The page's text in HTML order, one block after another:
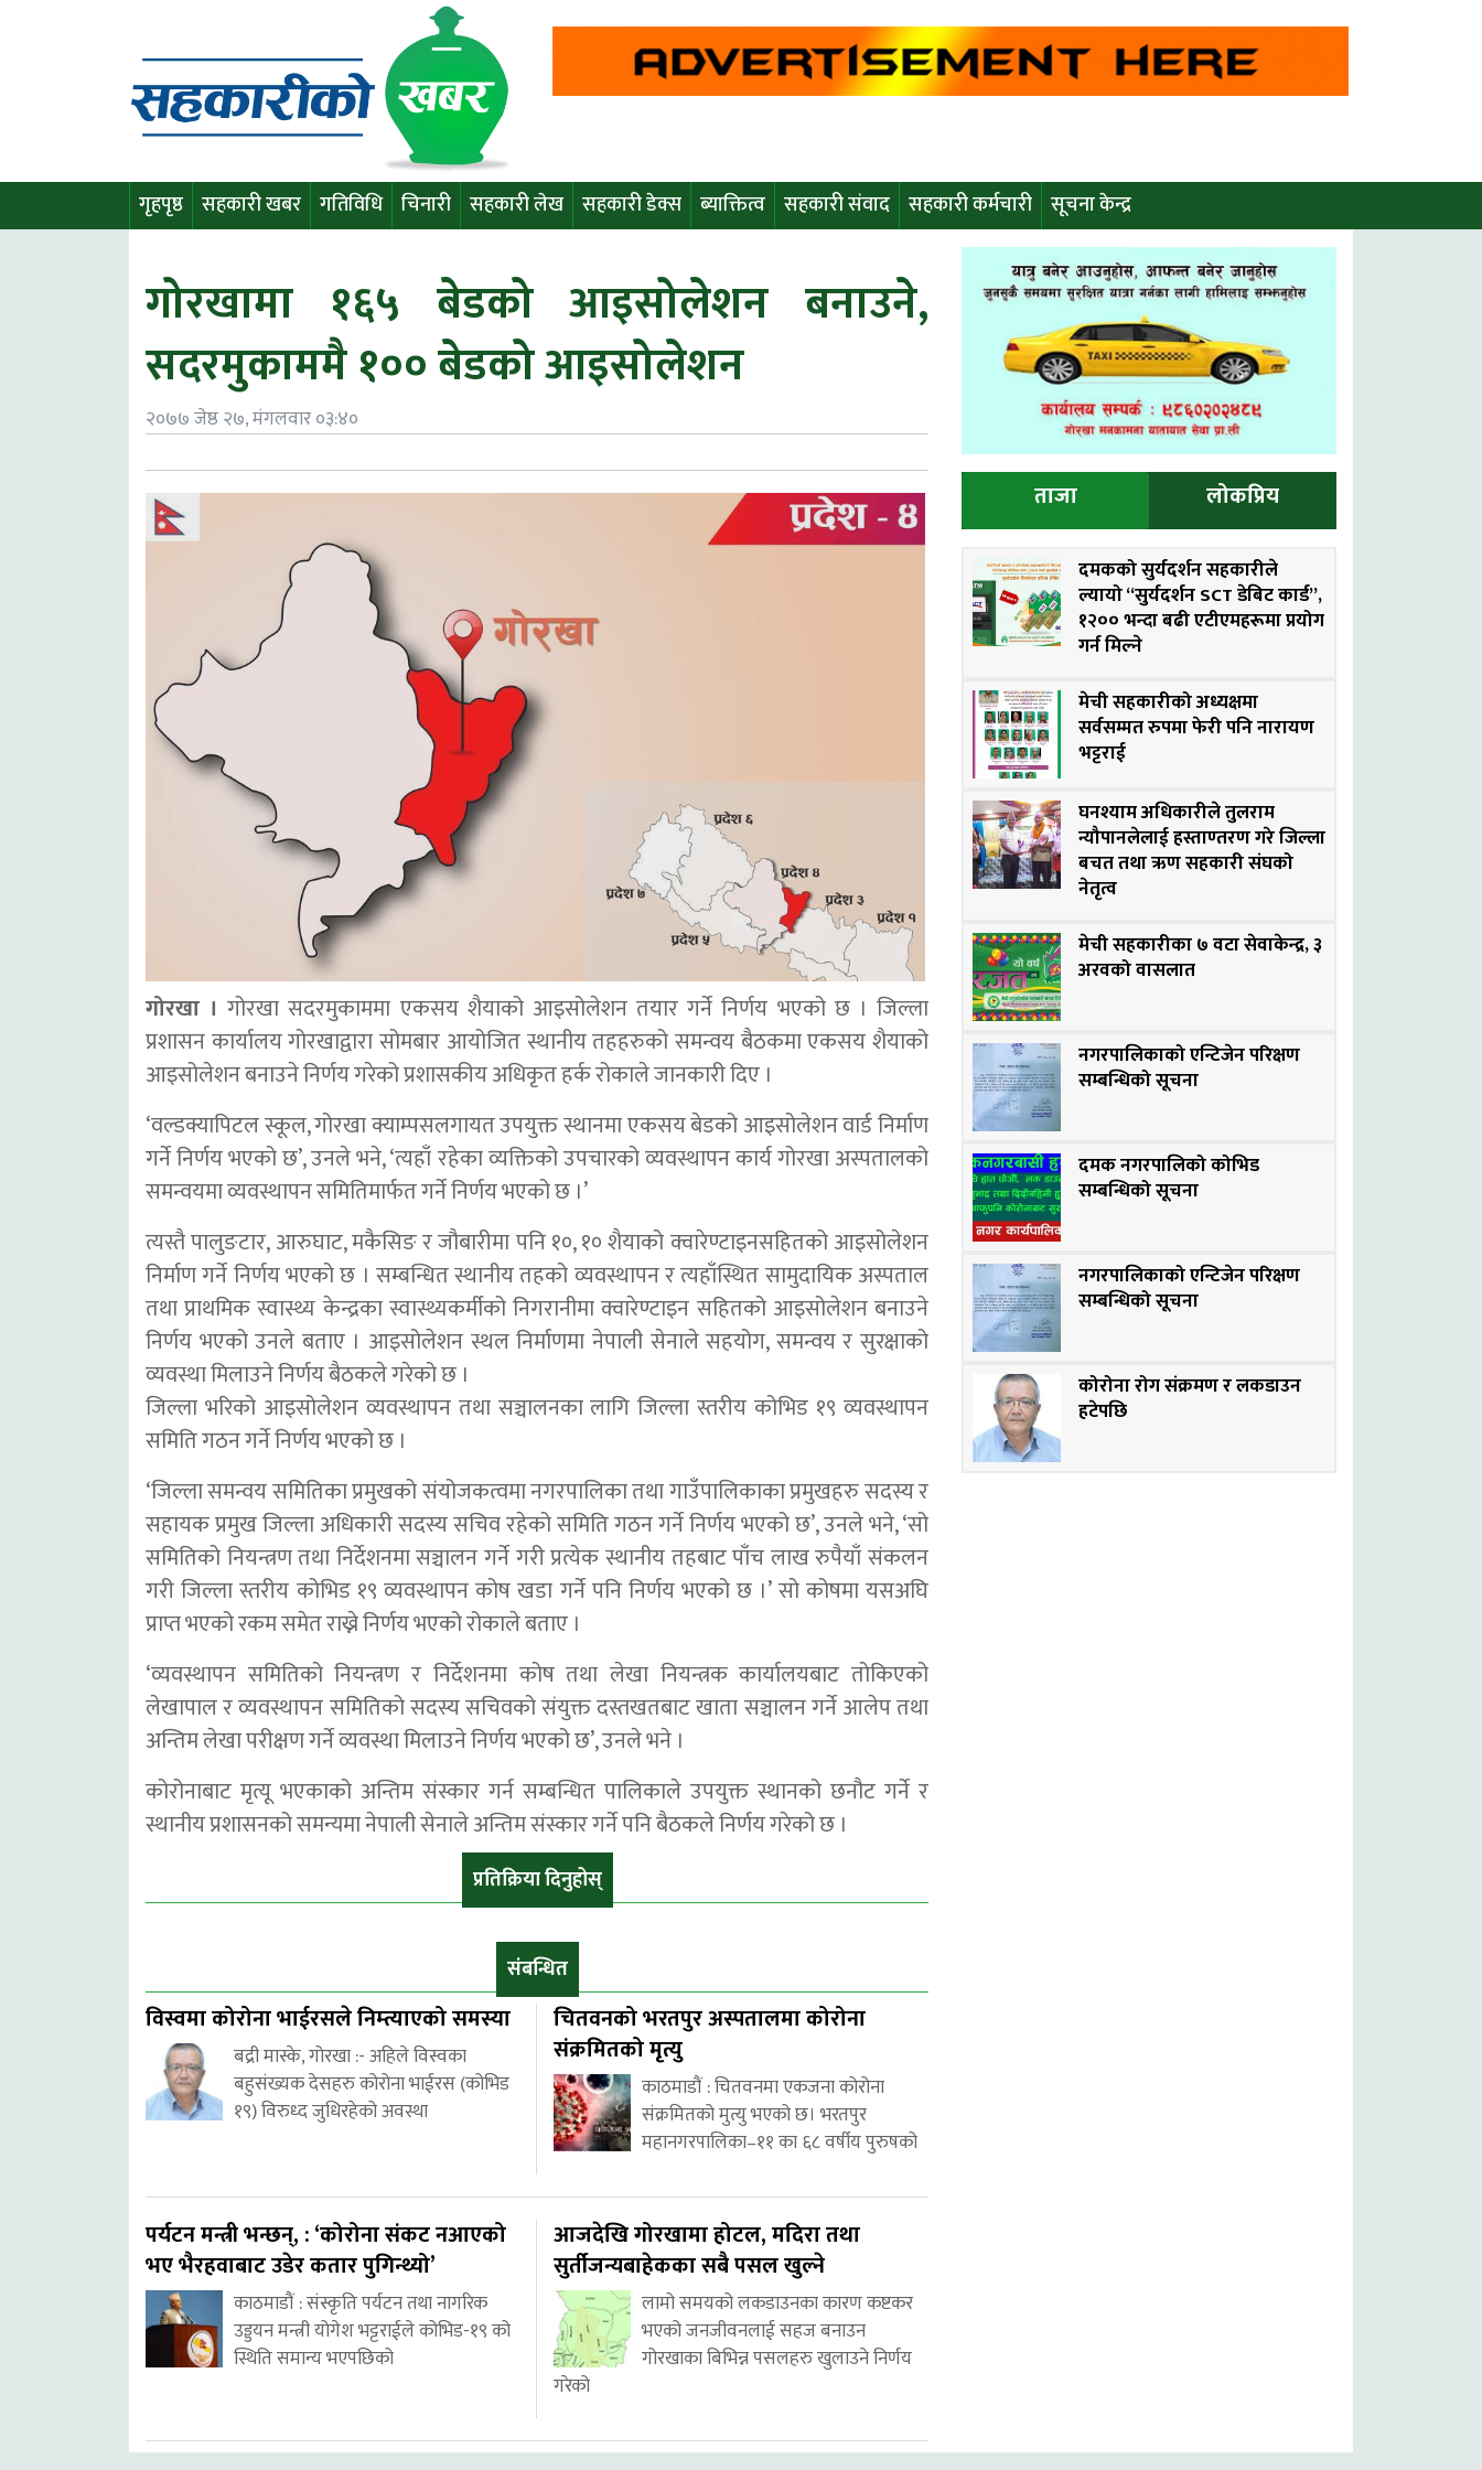
गृहपृष्ठ सहकारी खबर गतिविधि चिनारी सहकारी लेख सहकारी डेक्स ब्याक्तित्व सहकारी संवाद सहकारी कर्मचारी सूचना केन्द्र
गोरखामा १६५ बेडको आइसोलेशन बनाउने,
सदरमुकाममै १०० बेडको आइसोलेशन
२०७७ जेष्ठ २७, मंगलवार ०३:४०
गोरखा । गोरखा सदरमुकाममा एकसय शैयाको आइसोलेशन तयार गर्ने निर्णय भएको छ । जिल्ला
प्रशासन कार्यालय गोरखाद्वारा सोमबार आयोजित स्थानीय तहहरुको समन्वय बैठकमा एकसय शैयाको
आइसोलेशन बनाउने निर्णय गरेको प्रशासकीय अधिकृत हर्क रोकाले जानकारी दिए ।
‘वल्डक्यापिटल स्कूल, गोरखा क्याम्पसलगायत उपयुक्त स्थानमा एकसय बेडको आइसोलेशन वार्ड निर्माण
गर्ने निर्णय भएको छ’, उनले भने, ‘त्यहाँ रहेका व्यक्तिको उपचारको व्यवस्थापन कार्य गोरखा अस्पतालको
समन्वयमा व्यवस्थापन समितिमार्फत गर्ने निर्णय भएको छ ।’
त्यस्तै पालुङटार, आरुघाट, मकैसिङ र जौबारीमा पनि १०, १० शैयाको क्वारेण्टाइनसहितको आइसोलेशन
निर्माण गर्ने निर्णय भएको छ । सम्बन्धित स्थानीय तहको व्यवस्थापन र त्यहाँस्थित सामुदायिक अस्पताल
तथा प्राथमिक स्वास्थ्य केन्द्रका स्वास्थ्यकर्मीको निगरानीमा क्वारेण्टाइन सहितको आइसोलेशन बनाउने
निर्णय भएको उनले बताए । आइसोलेशन स्थल निर्माणमा नेपाली सेनाले सहयोग, समन्वय र सुरक्षाको
व्यवस्था मिलाउने निर्णय बैठकले गरेको छ ।
जिल्ला भरिको आइसोलेशन व्यवस्थापन तथा सञ्चालनका लागि जिल्ला स्तरीय कोभिड १९ व्यवस्थापन
समिति गठन गर्ने निर्णय भएको छ ।
‘जिल्ला समन्वय समितिका प्रमुखको संयोजकत्वमा नगरपालिका तथा गाउँपालिकाका प्रमुखहरु सदस्य र
सहायक प्रमुख जिल्ला अधिकारी सदस्य सचिव रहेको समिति गठन गर्ने निर्णय भएको छ’, उनले भने, ‘सो
समितिको नियन्त्रण तथा निर्देशनमा सञ्चालन गर्ने गरी प्रत्येक स्थानीय तहबाट पाँच लाख रुपैयाँ संकलन
गरी जिल्ला स्तरीय कोभिड १९ व्यवस्थापन कोष खडा गर्ने पनि निर्णय भएको छ ।’ सो कोषमा यसअघि
प्राप्त भएको रकम समेत राख्ने निर्णय भएको रोकाले बताए ।
‘व्यवस्थापन समितिको नियन्त्रण र निर्देशनमा कोष तथा लेखा नियन्त्रक कार्यालयबाट तोकिएको
लेखापाल र व्यवस्थापन समितिको सदस्य सचिवको संयुक्त दस्तखतबाट खाता सञ्चालन गर्ने आलेप तथा
अन्तिम लेखा परीक्षण गर्ने व्यवस्था मिलाउने निर्णय भएको छ’, उनले भने ।
कोरोनाबाट मृत्यू भएकाको अन्तिम संस्कार गर्न सम्बन्धित पालिकाले उपयुक्त स्थानको छनौट गर्ने र
स्थानीय प्रशासनको समन्यमा नेपाली सेनाले अन्तिम संस्कार गर्ने पनि बैठकले निर्णय गरेको छ ।
प्रतिक्रिया दिनुहोस्
संबन्धित
विस्वमा कोरोना भाईरसले निम्त्याएको समस्या
बद्री मास्के, गोरखा :- अहिले विस्वका
बहुसंख्यक देसहरु कोरोना भाईरस (कोभिड
१९) विरुध्द जुधिरहेको अवस्था
चितवनको भरतपुर अस्पतालमा कोरोना
संक्रमितको मृत्यु
काठमाडौं : चितवनमा एकजना कोरोना
संक्रमितको मुत्यु भएको छ। भरतपुर
महानगरपालिका–११ का ६८ वर्षीय पुरुषको
पर्यटन मन्त्री भन्छन्, : ‘कोरोना संकट नआएको
भए भैरहवाबाट उडेर कतार पुगिन्थ्यो’
काठमाडौं : संस्कृति पर्यटन तथा नागरिक
उड्डयन मन्त्री योगेश भट्टराईले कोभिड-१९ को
स्थिति समान्य भएपछिको
आजदेखि गोरखामा होटल, मदिरा तथा
सुर्तीजन्यबाहेकका सबै पसल खुल्ने
लामो समयको लकडाउनका कारण कष्टकर
भएको जनजीवनलाई सहज बनाउन
गोरखाका बिभिन्न पसलहरु खुलाउने निर्णय
गरेको
ताजा लोकप्रिय
दमकको सुर्यदर्शन सहकारीले
ल्यायो “सुर्यदर्शन SCT डेबिट कार्ड”,
१२०० भन्दा बढी एटीएमहरूमा प्रयोग
गर्न मिल्ने
मेची सहकारीको अध्यक्षमा
सर्वसम्मत रुपमा फेरी पनि नारायण
भट्टराई
घनश्याम अधिकारीले तुलराम
न्यौपानलेलाई हस्ताण्तरण गरे जिल्ला
बचत तथा ऋण सहकारी संघको
नेतृत्व
मेची सहकारीका ७ वटा सेवाकेन्द्र, ३
अरवको वासलात
नगरपालिकाको एन्टिजेन परिक्षण
सम्बन्धिको सूचना
दमक नगरपालिको कोभिड
सम्बन्धिको सूचना
नगरपालिकाको एन्टिजेन परिक्षण
सम्बन्धिको सूचना
कोरोना रोग संक्रमण र लकडाउन
हटेपछि